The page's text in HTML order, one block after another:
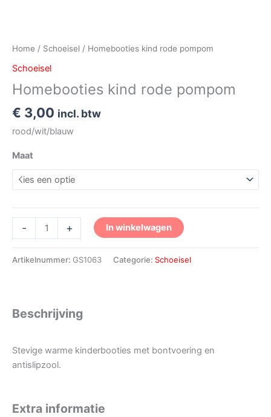
Home / Schoeisel / Homebooties kind rode pompom
Schoeisel
Homebooties kind rode pompom
€ 3,00 incl. btw
rood/wit/blauw
Maat
- + In winkelwagen
Artikelnummer: GS1063 Categorie: Schoeisel
Beschrijving
Stevige warme kinderbooties met bontvoering en
antislipzool.
Extra informatie